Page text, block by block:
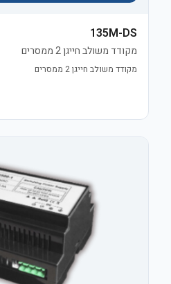
135M-DS
מקודד משולב חייגן 2 ממסרים
מקודד משולב חייגן 2 ממסרים